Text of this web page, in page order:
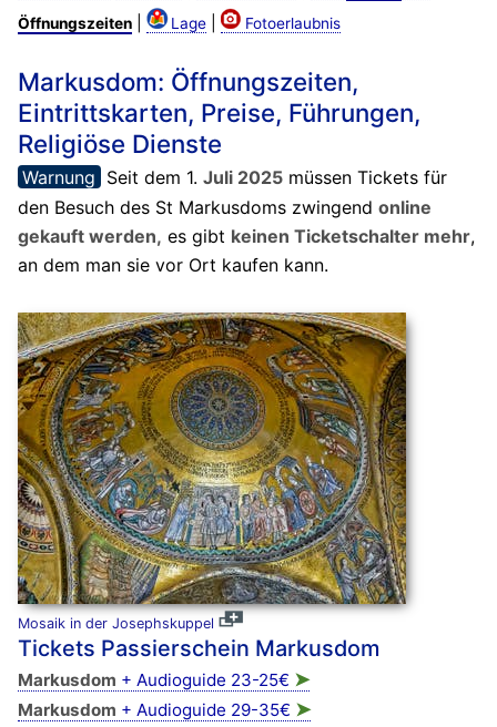
Öffnungszeiten| Lage| Fotoerlaubnis
Markusdom: Öffnungszeiten,
Eintrittskarten, Preise, Führungen,
Religiöse Dienste
Warnung Seit dem 1. Juli 2025müssen Tickets für
den Besuch des St Markusdoms zwingend online
gekauft werden, es gibt keinen Ticketschalter mehr,
an dem man sie vor Ort kaufen kann.
Mosaik in der Josephskuppel
Tickets Passierschein Markusdom
Markusdom + Audioguide 23-25€ ➤
Markusdom + Audioguide 29-35€ ➤